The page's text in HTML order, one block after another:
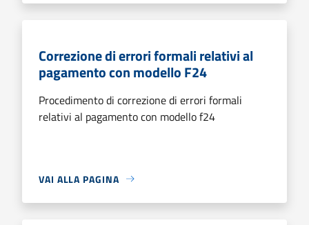
Correzione di errori formali relativi al
pagamento con modello F24
Procedimento di correzione di errori formali
relativi al pagamento con modello f24
VAI ALLA PAGINA